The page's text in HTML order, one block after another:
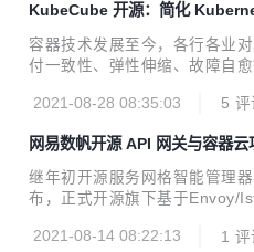
式版本的发布我们需要深刻地
RELEASE POLICY。和 TLP
过两轮投票才能正式完成版本
KubeCube 开源：简化
容器技术发展至今，各行各业
付一致性、弹性伸缩、故障自
netes平台。然而，
最新发布的软件定义计算软件
件市场在未来五年仍然会保持
0 年容器基础架构软件占整体
6.2%。容器在互联网、金融、
头部企业已经基于容器构建新
2021-08-28 08:35:03 5 评
网易数帆开源 API 网关与容器
“多快好省”
继年初开源服务网格智能管理
布，正式开源旗下基于Envoy/
e，为云原生开源生态注入高性
2021-08-14 08:22:13 1 评